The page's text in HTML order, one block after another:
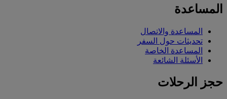
المساعدة
المساعدة والاتصال
تحديثات حول السفر
المساعدة الخاصة
الأسئلة الشائعة
حجز الرحلات